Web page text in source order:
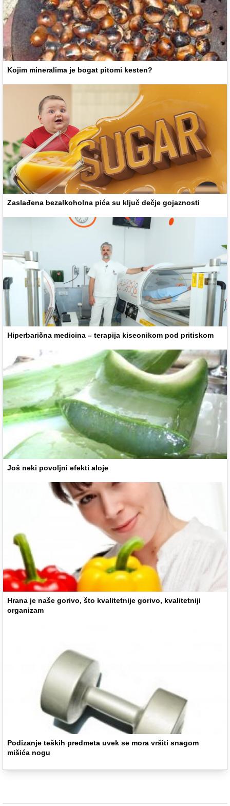
Kojim mineralima je bogat pitomi kesten?
Zaslađena bezalkoholna pića su ključ dečje gojaznosti
Hiperbarična medicina – terapija kiseonikom pod pritiskom
Još neki povoljni efekti aloje
Hrana je naše gorivo, što kvalitetnije gorivo, kvalitetniji
organizam
Podizanje teških predmeta uvek se mora vršiti snagom
mišića nogu